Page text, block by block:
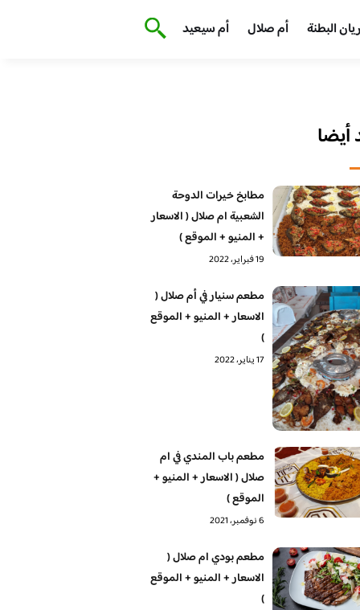
البطنة أم صلال أم سيعيد
مطابخ خيرات الدوحة
الشعبية ام صلال ( الاسعار
+ المنيو + الموقع )
19 فبراير، 2022
مطعم سنيار في أم صلال (
الاسعار + المنيو + الموقع
)
17 يناير، 2022
مطعم باب المندي في ام
صلال ( الاسعار + المنيو +
الموقع )
6 نوفمبر، 2021
مطعم بودي ام صلال (
الاسعار + المنيو + الموقع
)